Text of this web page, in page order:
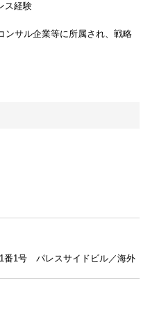
ス経験
ンサル企業等に所属され、戦略
1号 パレスサイドビル／海外